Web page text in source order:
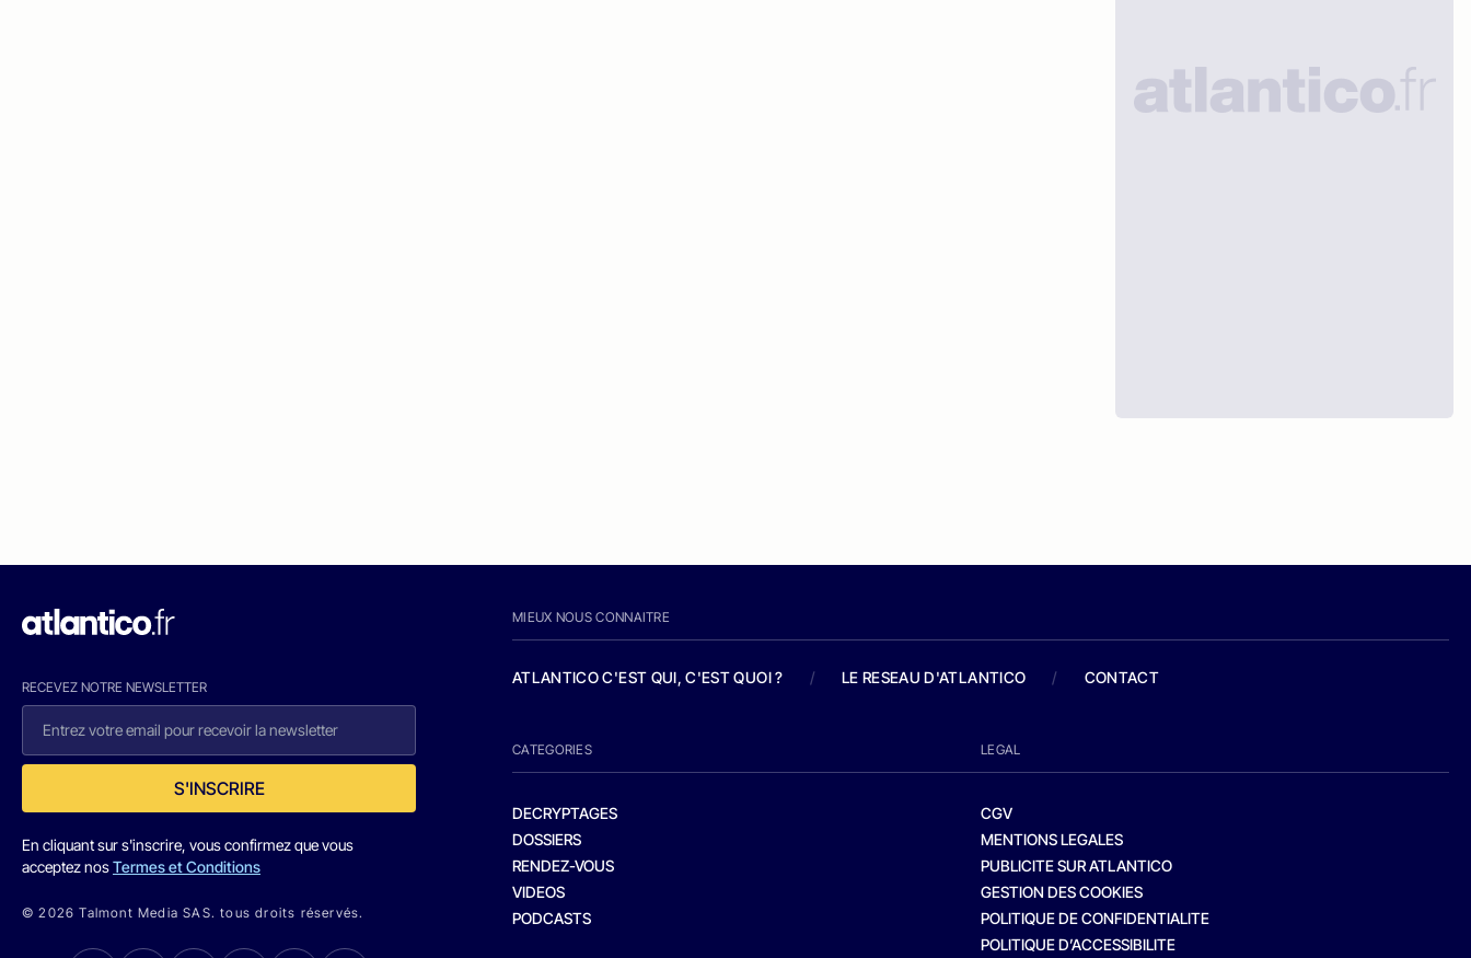
RECEVEZ NOTRE NEWSLETTER
S'INSCRIRE
En cliquant sur s'inscrire, vous confirmez que vous
acceptez nosTermes et Conditions
© 2026 Talmont Media SAS. tous droits réservés.
MIEUX NOUS CONNAITRE
ATLANTICO C'EST QUI, C'EST QUOI ? / LE RESEAU D'ATLANTICO / CONTACT
CATEGORIES
DECRYPTAGES
DOSSIERS
RENDEZ-VOUS
VIDEOS
PODCASTS
LEGAL
CGV
MENTIONS LEGALES
PUBLICITE SUR ATLANTICO
GESTION DES COOKIES
POLITIQUE DE CONFIDENTIALITE
POLITIQUE D’ACCESSIBILITE